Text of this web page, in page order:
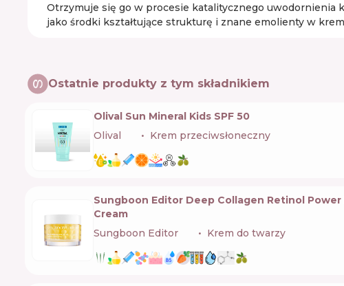
Otrzymuje się go w procesie katalitycznego uwodornienia
jako środki kształtujące strukturę i znane emolienty w
Ostatnie produkty z tym składnikiem
Olival Sun Mineral Kids SPF 50
Olival
Krem przeciwsłoneczny
Sungboon Editor Deep Collagen Retinol
Cream
Sungboon Editor
Krem do twarzy